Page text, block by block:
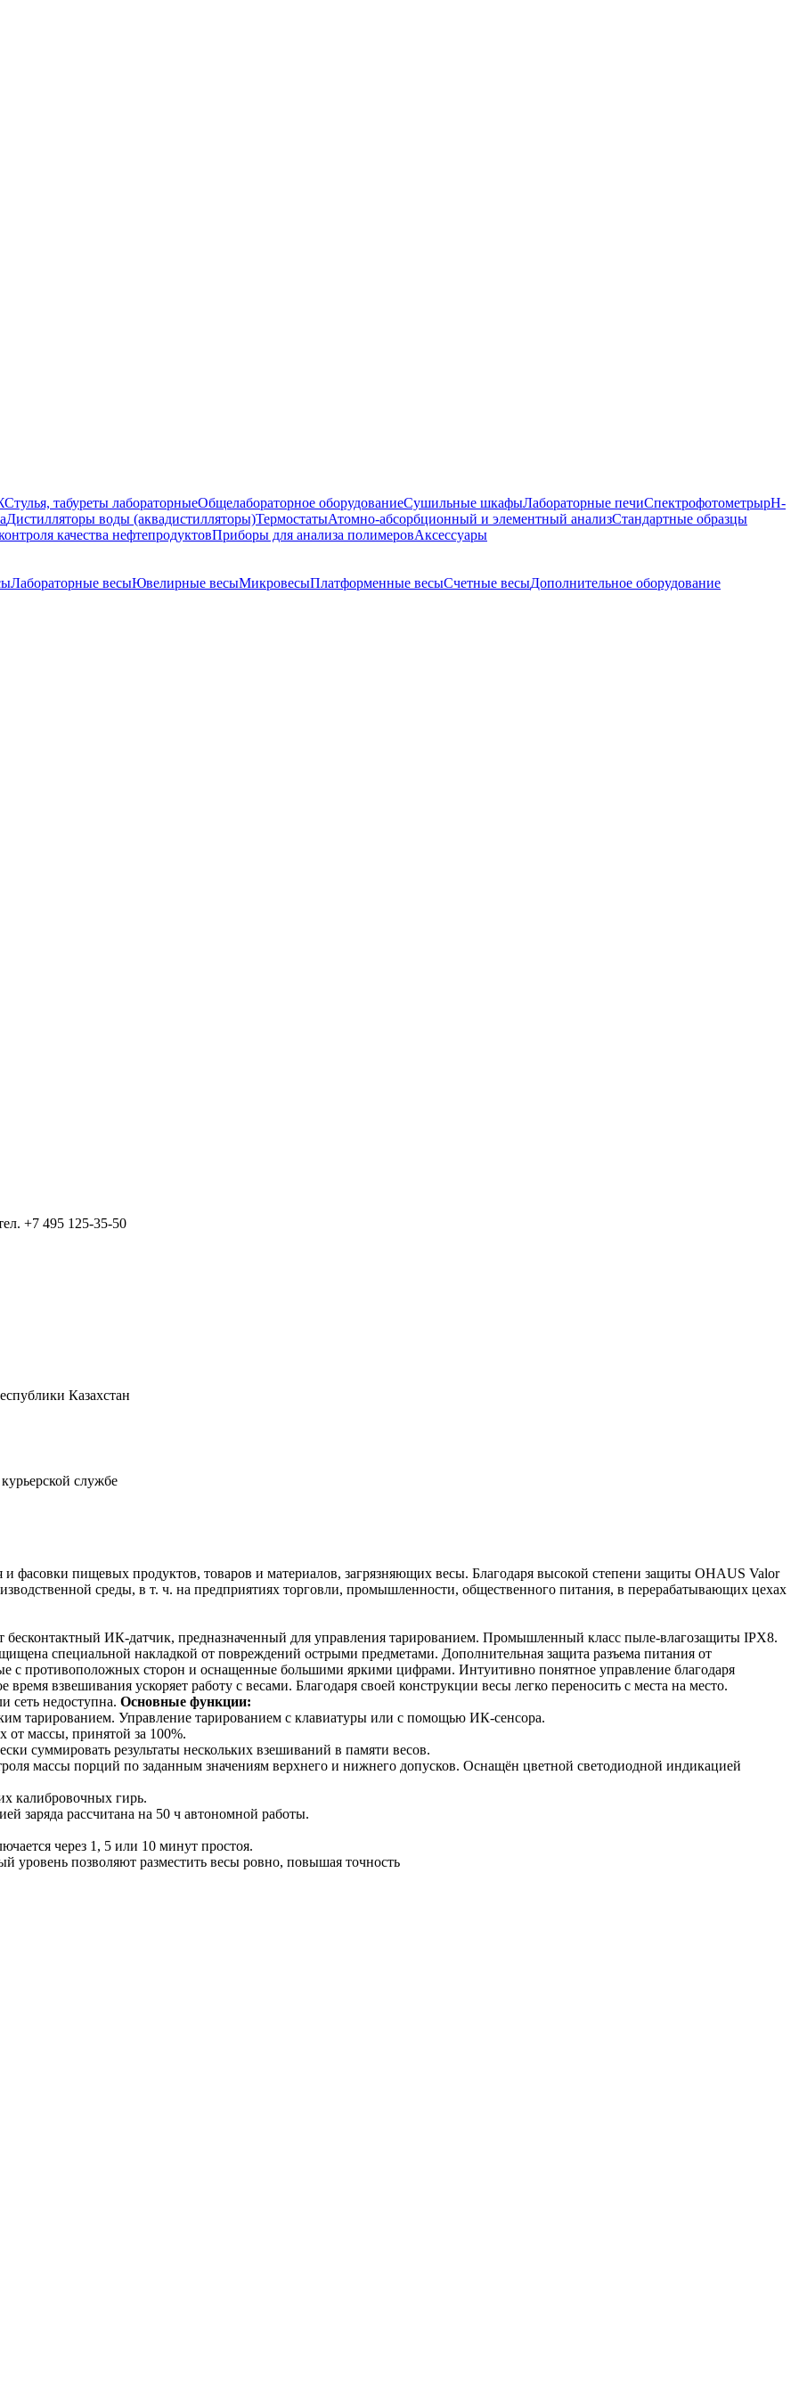
Стулья, табуреты лабораторныеОбщелабораторное оборудованиеСушильные шкафыЛабораторные печиСпектрофотометрыpH-
Дистилляторы воды (аквадистилляторы)ТермостатыАтомно-абсорбционный и элементный анализСтандартные образцы
качества нефтепродуктовПриборы для анализа полимеровАксессуары
Лабораторные весыЮвелирные весыМикровесыПлатформенные весыСчетные весыДополнительное оборудование
+7 495 125-35-50
Казахстан
службе
и фасовки пищевых продуктов, товаров и материалов, загрязняющих весы. Благодаря высокой степени защиты OHAUS Valor
среды, в т. ч. на предприятиях торговли, промышленности, общественного питания, в перерабатывающих цехах
ИК-датчик, предназначенный для управления тарированием. Промышленный класс пыле-влагозащиты IPX8.
специальной накладкой от повреждений острыми предметами. Дополнительная защита разъема питания от
с противоположных сторон и оснащенные большими яркими цифрами. Интуитивно понятное управление благодаря
взвешивания ускоряет работу с весами. Благодаря своей конструкции весы легко переносить с места на место.
сеть недоступна. Основные функции:
тарированием. Управление тарированием с клавиатуры или с помощью ИК-сенсора.
от массы, принятой за 100%.
суммировать результаты нескольких взешиваний в памяти весов.
массы порций по заданным значениям верхнего и нижнего допусков. Оснащён цветной светодиодной индикацией
калибровочных гирь.
заряда рассчитана на 50 ч автономной работы.
через 1, 5 или 10 минут простоя.
уровень позволяют разместить весы ровно, повышая точность